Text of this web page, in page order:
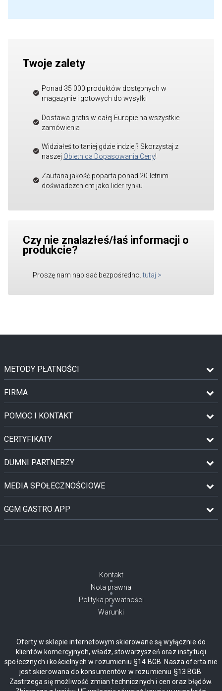
Twoje zalety
Ponad 35 000 produktów dostępnych w
magazynie i gotowych do wysyłki
Dostawa gratis w całej Europie na wszystkie
zamówienia
Widziałeś to taniej gdzie indziej? Skorzystaj z
naszej Obietnica Dopasowania Ceny!
Zaufana jakość poparta ponad 20-letnim
doświadczeniem jako lider rynku
Czy nie znalazłeś/łaś informacji o
produkcie?
Proszę nam napisać bezpośredno. tutaj >
METODY PŁATNOŚCI
FIRMA
POMOC I KONTAKT
CERTYFIKATY
DUMNI PARTNERZY
MEDIA SPOŁECZNOŚCIOWE
GGM GASTRO APP
Kontakt
Nota prawna
Polityka prywatności
Warunki
Oferty w sklepie internetowym skierowane są wyłącznie do
klientów komercyjnych, władz, stowarzyszeń oraz instytucji
społecznych i kościelnych w rozumieniu §14 BGB. Nasza oferta nie
jest skierowana do konsumentów w rozumieniu §13 BGB.
Zastrzega się możliwość zmian technicznych i cen oraz błędów.